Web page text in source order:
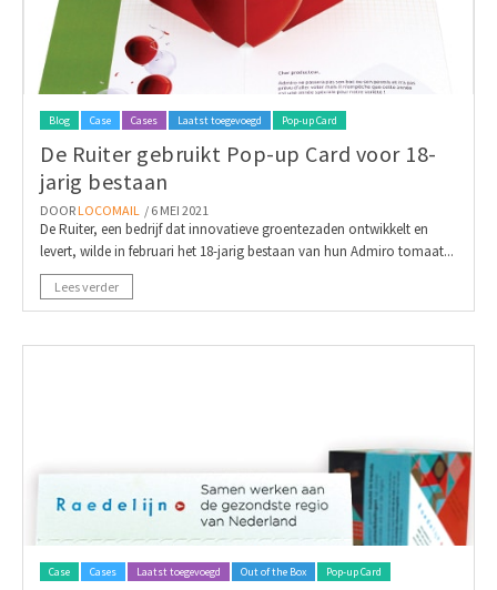
Blog Case Cases Laatst toegevoegd Pop-up Card
De Ruiter gebruikt Pop-up Card voor 18-
jarig bestaan
DOOR LOCOMAIL / 6 MEI 2021
De Ruiter, een bedrijf dat innovatieve groentezaden ontwikkelt en
levert, wilde in februari het 18-jarig bestaan van hun Admiro tomaat...
Lees verder
Case Cases Laatst toegevoegd Out of the Box Pop-up Card